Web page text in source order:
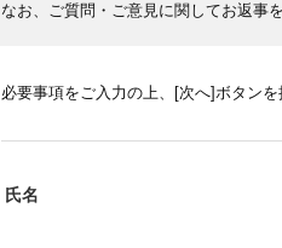
なお、ご質問・ご意見に関してお返事
必要事項をご入力の上、[次へ]ボタンを
氏名